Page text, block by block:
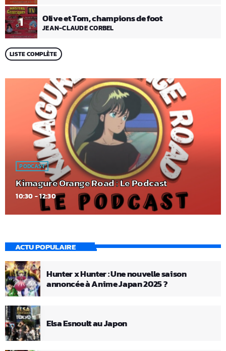
1 Olive et Tom, champions de foot
JEAN-CLAUDE CORBEL
LISTE COMPLÈTE
PODCAST
Kimagure Orange Road : Le Podcast
10:30 - 12:30
ACTU POPULAIRE
Hunter x Hunter : Une nouvelle saison
annoncée à Anime Japan 2025 ?
Elsa Esnoult au Japon